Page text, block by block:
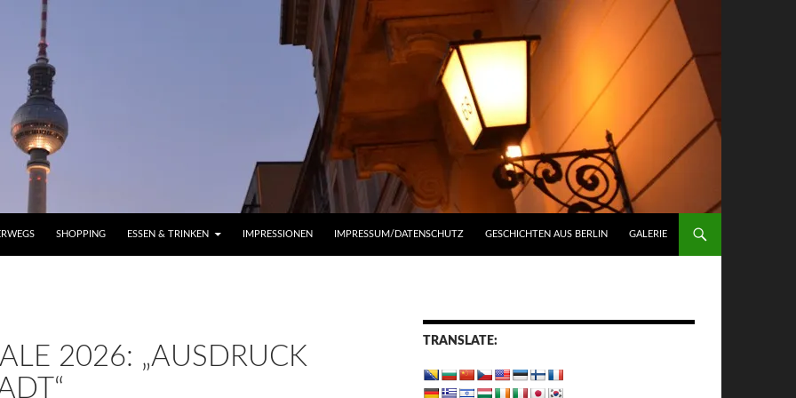
SHOPPING ESSEN & TRINKEN IMPRESSIONEN IMPRESSUM/DATENSCHUTZ GESCHICHTEN AUS BERLIN GALERIE
2026: „AUSDRUCK
TRANSLATE: